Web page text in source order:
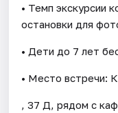
• Темп экскурсии
остановки для
• Дети до 7 лет
• Место встречи:
, 37 Д, рядом с